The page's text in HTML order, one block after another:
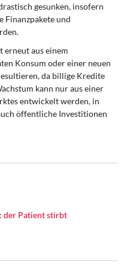
gesunken, insofern
Finanzpakete und
erneut aus einem
Konsum oder einer neuen
da billige Kredite
kann nur aus einer
entwickelt werden, in
öffentliche Investitionen
der Patient stirbt